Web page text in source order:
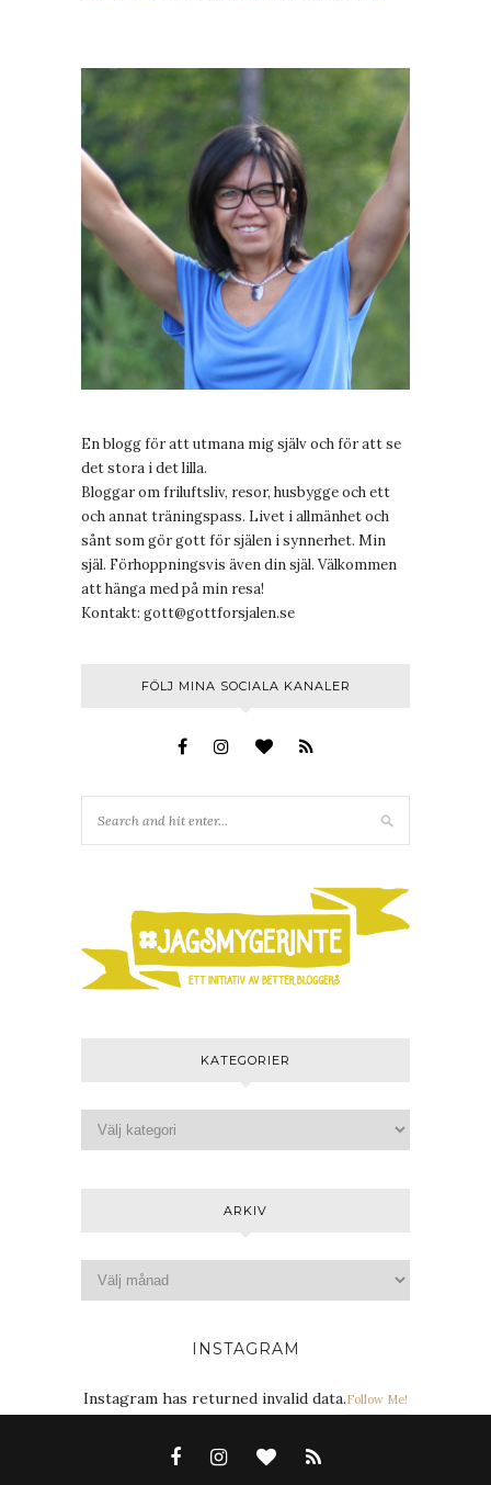
En blogg för att utmana mig själv och för att se
det stora i det lilla.
Bloggar om friluftsliv, resor, husbygge och ett
och annat träningspass. Livet i allmänhet och
sånt som gör gott för själen i synnerhet. Min
själ. Förhoppningsvis även din själ. Välkommen
att hänga med på min resa!
Kontakt: gott@gottforsjalen.se
FÖLJ MINA SOCIALA KANALER
KATEGORIER
ARKIV
INSTAGRAM
Instagram has returned invalid data.Follow Me!